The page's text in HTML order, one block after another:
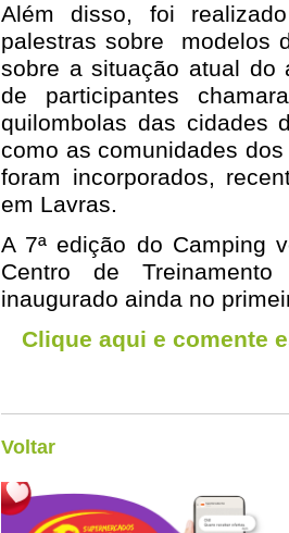
Além disso, foi
palestras sobre modelos
sobre a situação atual do
de participantes
quilombolas das cidades
como as comunidades
foram incorporados,
em Lavras.
A 7ª edição do Camping
Centro de
inaugurado ainda no
Clique aqui e comente
Voltar